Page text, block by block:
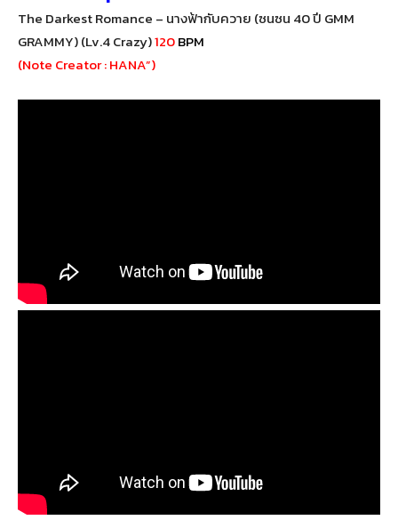
The Darkest Romance – นางฟ้ากับควาย (ซนซน 40 ปี GMM
GRAMMY) (Lv.4 Crazy)120BPM
(Note Creator : HANA”)